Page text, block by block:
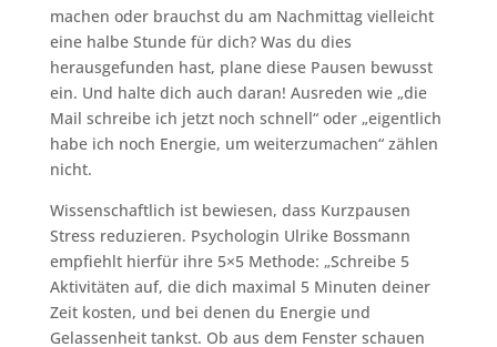
machen oder brauchst du am Nachmittag vielleicht
eine halbe Stunde für dich? Was du dies
herausgefunden hast, plane diese Pausen bewusst
ein. Und halte dich auch daran! Ausreden wie „die
Mail schreibe ich jetzt noch schnell“ oder „eigentlich
habe ich noch Energie, um weiterzumachen“ zählen
nicht.
Wissenschaftlich ist bewiesen, dass Kurzpausen
Stress reduzieren. Psychologin Ulrike Bossmann
empfiehlt hierfür ihre 5×5 Methode: „Schreibe 5
Aktivitäten auf, die dich maximal 5 Minuten deiner
Zeit kosten, und bei denen du Energie und
Gelassenheit tankst. Ob aus dem Fenster schauen